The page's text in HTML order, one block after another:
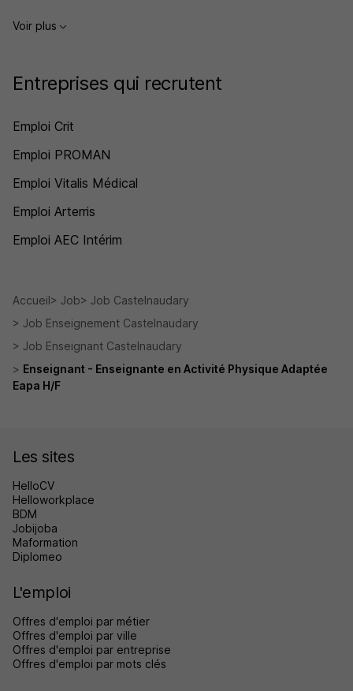
Voir plus
Entreprises qui recrutent
Emploi Crit
Emploi PROMAN
Emploi Vitalis Médical
Emploi Arterris
Emploi AEC Intérim
Accueil Job
Job Castelnaudary
Job Enseignement Castelnaudary
Job Enseignant Castelnaudary
Enseignant - Enseignante en Activité Physique Adaptée
Eapa H/F
Les sites
HelloCV
Helloworkplace
BDM
Jobijoba
Maformation
Diplomeo
L'emploi
Offres d'emploi par métier
Offres d'emploi par ville
Offres d'emploi par entreprise
Offres d'emploi par mots clés